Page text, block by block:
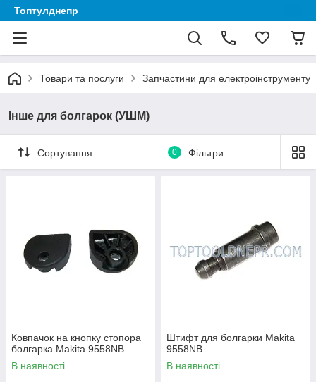
Топтулднепр
Товари та послуги Запчастини для електроінструменту
Інше для болгарок (УШМ)
Сортування 0 Фільтри
Ковпачок на кнопку стопора
болгарка Makita 9558NB
В наявності
Штифт для болгарки Makita
9558NB
В наявності